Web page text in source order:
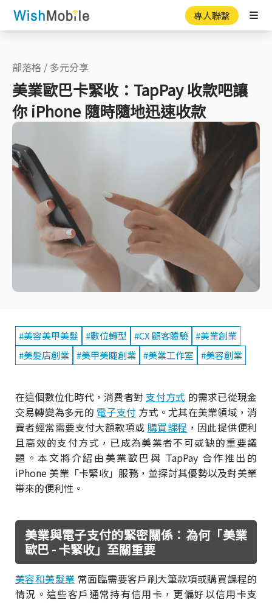
專人聯繫
部落格 / 多元分享
美業歐巴卡緊收：TapPay 收款吧讓
你 iPhone 隨時隨地迅速收款
#美容美甲美髮 #數位轉型 #CX 顧客體驗 #美業創業
#美髮店創業 #美甲美睫創業 #美業工作室 #美容創業
在這個數位化時代，消費者對支付方式 的需求已從現金
交易轉變為多元的 電子支付 方式。尤其在美業領域，消
費者經常需要支付大額款項或 購買課程 ，因此提供便利
且高效的支付方式，已成為美業者不可或缺的重要議
題。本文將介紹由美業歐巴與 TapPay 合作推出的
iPhone 美業「卡緊收」服務，並探討其優勢以及對美業
帶來的便利性。
美業與電子支付的緊密關係：為何「美業
歐巴 - 卡緊收」至關重要
美容和美髮業 常面臨需要客戶刷大筆款項或購買課程的
情況。這些客戶通常持有信用卡，更偏好以信用卡支